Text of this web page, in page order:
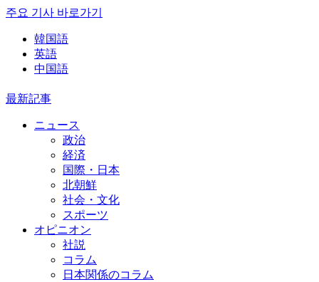
주요 기사 바로가기
韓国語
英語
中国語
最新記事
ニュース
政治
経済
国際・日本
北朝鮮
社会・文化
スポーツ
オピニオン
社説
コラム
日本関係のコラム